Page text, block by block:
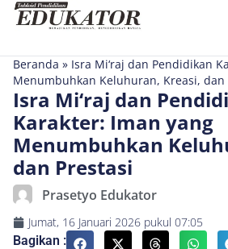
Beranda » Isra Mi‘raj dan Pendidikan
Menumbuhkan Keluhuran, Kreasi, dan
Isra Mi‘raj dan
Karakter: Iman yang
Menumbuhkan
dan Prestasi
Prasetyo Edukator
Jumat, 16 Januari 2026 pukul 07:05
Bagikan :